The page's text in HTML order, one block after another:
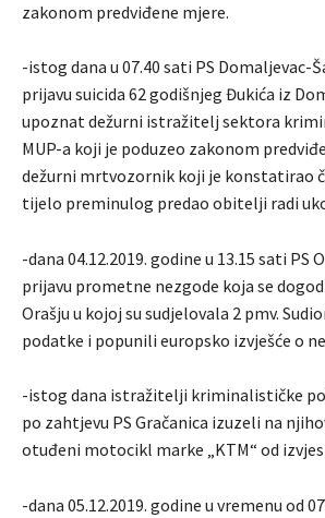
zakonom predviđene mjere.
-istog dana u 07.40 sati PS Domaljevac-
prijavu suicida 62 godišnjeg Đukića iz
upoznat dežurni istražitelj sektora
MUP-a koji je poduzeo zakonom
dežurni mrtvozornik koji je konstatirao
tijelo preminulog predao obitelji radi
-dana 04.12.2019. godine u 13.15 sati PS
prijavu prometne nezgode koja se
Orašju u kojoj su sudjelovala 2 pmv.
podatke i popunili europsko izvješće o
-istog dana istražitelji kriminalističke
po zahtjevu PS Gračanica izuzeli na
otuđeni motocikl marke „KTM“ od
-dana 05.12.2019. godine u vremenu od